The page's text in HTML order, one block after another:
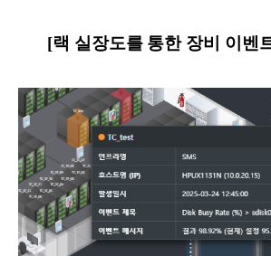
[랙 실장도를 통한 장비 이벤